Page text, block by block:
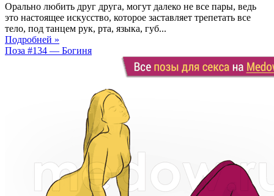
Орально любить друг друга, могут далеко не все пары, ведь
это настоящее искусство, которое заставляет трепетать все
тело, под танцем рук, рта, языка, губ...
Подробней »
Поза #134 — Богиня